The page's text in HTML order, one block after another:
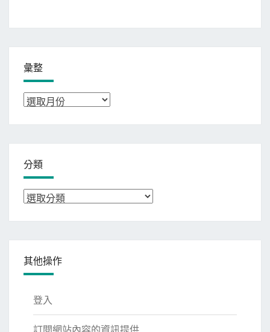
彙整
彙
分類
分
其他操作
登入